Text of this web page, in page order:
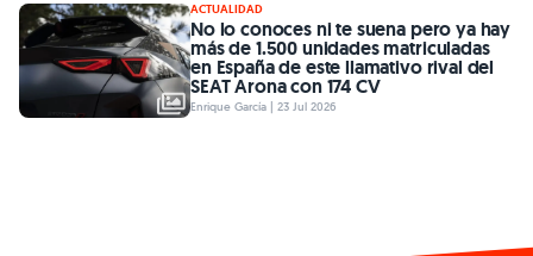
ACTUALIDAD
No lo conoces ni te suena pero ya hay
más de 1.500 unidades matriculadas
en España de este llamativo rival del
SEAT Arona con 174 CV
Enrique García | 23 Jul 2026